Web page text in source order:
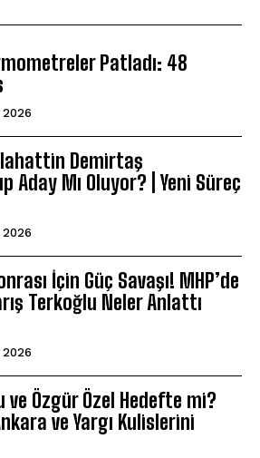
Patladı: 48
Demirtaş
Aday Mı Oluyor? | Yeni Süreç
İçin Güç Savaşı! MHP’de
Terkoğlu Neler Anlattı
ve Özgür Özel Hedefte mi?
ve Yargı Kulislerini